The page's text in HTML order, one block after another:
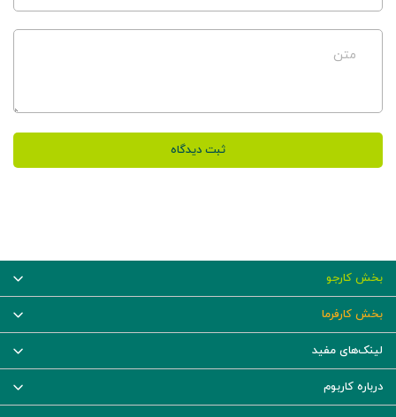
متن
ثبت دیدگاه
بخش کارجو
بخش کارفرما
لینک‌های مفید
درباره کاربوم